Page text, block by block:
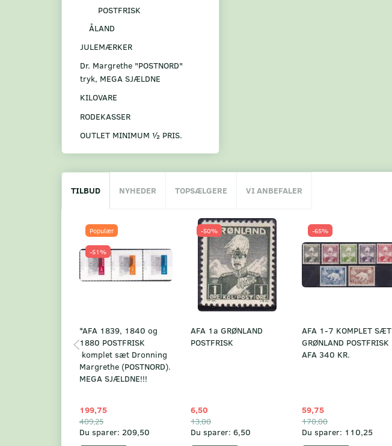
POSTFRISK
ÅLAND
JULEMÆRKER
Dr. Margrethe "POSTNORD"
tryk, MEGA SJÆLDNE
KILOVARE
RODEKASSER
OUTLET MINIMUM ½ PRIS.
TILBUD NYHEDER TOPSÆLGERE VI ANBEFALER
Populær
-51%
*AFA 1839, 1840 og
1880 POSTFRISK
komplet sæt Dronning
Margrethe (POSTNORD).
MEGA SJÆLDNE!!!
199,75
409,25
Du sparer: 209,50
-50%
AFA 1a GRØNLAND
POSTFRISK
6,50
13,00
Du sparer: 6,50
-65%
AFA 1-7 KOMPLET SÆT
GRØNLAND POSTFRISK
AFA 340 KR.
59,75
170,00
Du sparer: 110,25